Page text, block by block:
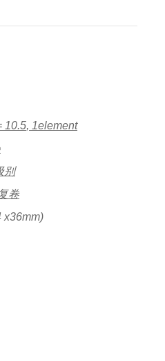
10.5, 1element
别
卷
x36mm)